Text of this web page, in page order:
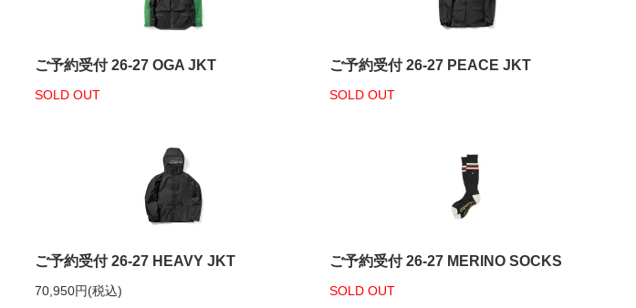
ご予約受付 26-27 OGA JKT
SOLD OUT
ご予約受付 26-27 PEACE JKT
SOLD OUT
ご予約受付 26-27 HEAVY JKT
70,950円(税込)
ご予約受付 26-27 MERINO SOCKS
SOLD OUT